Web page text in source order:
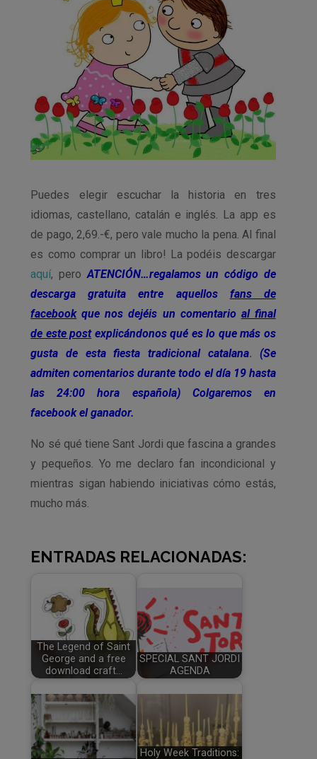
Puedes elegir escuchar la historia en tres
idiomas, castellano, catalán e inglés. La app es
de pago, 2,69.-€, pero vale mucho la pena. Al final
es como comprar un libro! La podéis descargar
aquí, peroATENCIÓN…regalamos un código de
descarga gratuita entre aquellos fans de
facebookque nos dejéis un comentario al final
de este postexplicándonos qué es lo que más os
gusta de esta fiesta tradicional catalana. (Se
admiten comentarios durante todo el día 19 hasta
las 24:00 hora española) Colgaremos en
facebook el ganador.
No sé qué tiene Sant Jordi que fascina a grandes
y pequeños. Yo me declaro fan incondicional y
mientras sigan habiendo iniciativas cómo estás,
mucho más.
ENTRADAS RELACIONADAS:
The Legend of Saint
George and a free
download craft…
SPECIAL SANT JORDI
AGENDA
Holy Week Traditions: